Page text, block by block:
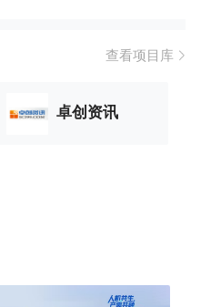
查看项目库
卓创资讯